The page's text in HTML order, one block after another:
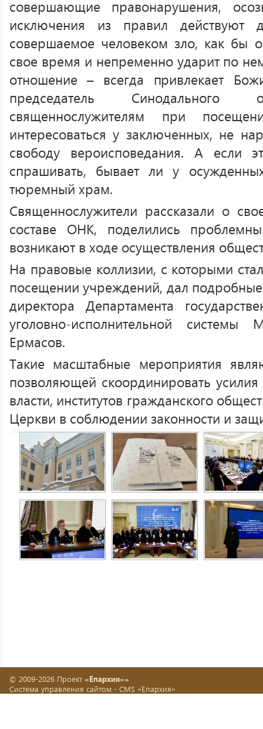
совершающие правонарушения,
исключения из правил действуют
совершаемое человеком зло, как бы
свое время и непременно ударит по
отношение – всегда привлекает
председатель Синодального
священнослужителям при
интересоваться у заключенных, не
свободу вероисповедания. А если
спрашивать, бывает ли у
тюремный храм.
Священнослужители рассказали о
составе ОНК, поделились
возникают в ходе осуществления
На правовые коллизии, с которыми
посещении учреждений, дал подробные
директора Департамента
уголовно-исполнительной
Ермасов.
Такие масштабные мероприятия
позволяющей скоординировать усилия
власти, институтов гражданского
Церкви в соблюдении законности и
© 2009-2026 Проект «Епархия»»
Система управления сайтом - CMS «Епархия»